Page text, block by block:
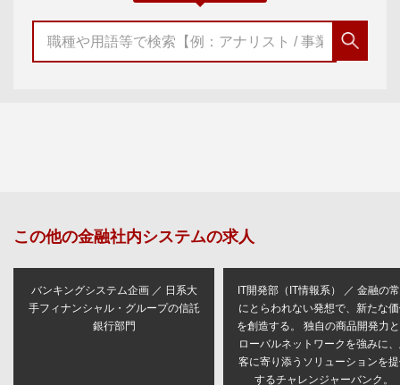
この他の金融社内システムの求人
バンキングシステム企画 ／ 日系大
手フィナンシャル・グループの信託
銀行部門
IT開発部（IT情報系） ／ 金融の
にとらわれない発想で、新たな
を創造する。 独自の商品開発力
ローバルネットワークを強みに
客に寄り添うソリューションを
するチャレンジャーバンク。